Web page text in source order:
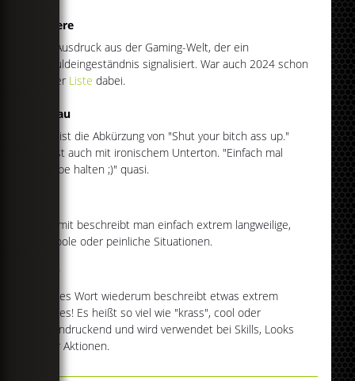
Schere
Ein Ausdruck aus der Gaming-Welt, der ein
Schuldeingeständnis signalisiert. War auch 2024 schon
in der Liste dabei.
Sybau
Das ist die Abkürzung von "Shut your bitch ass up."
Meist auch mit ironischem Unterton. "Einfach mal
Klappe halten ;)" quasi.
Hiermit beschreibt man einfach extrem langweilige,
uncoole oder peinliche Situationen.
Tuff
Dieses Wort wiederum beschreibt etwas extrem
Cooles! Es heißt so viel wie "krass", cool oder
beeindruckend und wird verwendet bei Skills, Looks
oder Aktionen.